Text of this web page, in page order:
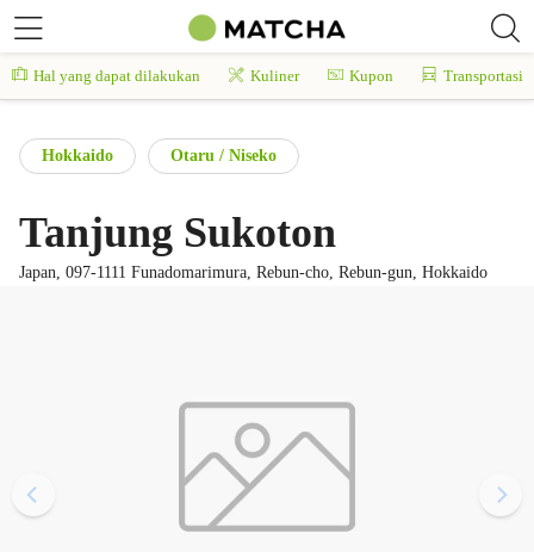
Hal yang dapat dilakukan Kuliner Kupon Transportasi
Hokkaido Otaru / Niseko
Tanjung Sukoton
Japan, 097-1111 Funadomarimura, Rebun-cho, Rebun-gun, Hokkaido